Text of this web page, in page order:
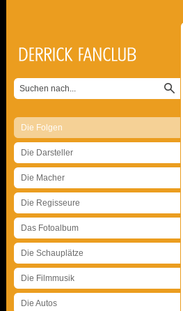
Die Folgen
Die Darsteller
Die Macher
Die Regisseure
Das Fotoalbum
Die Schauplätze
Die Filmmusik
Die Autos